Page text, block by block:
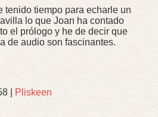
tenido tiempo para echarle un
lo que Joan ha contado
el prólogo y he de decir que
de audio son fascinantes.
Pliskeen